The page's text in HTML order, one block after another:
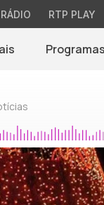
RÁDIO RTP PLAY
Programas